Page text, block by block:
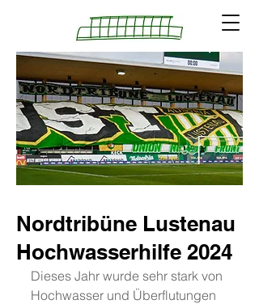
Nordtribüne Lustenau
Hochwasserhilfe 2024
Dieses Jahr wurde sehr stark von
Hochwasser und Überflutungen